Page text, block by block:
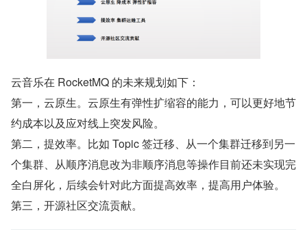
云音乐在 RocketMQ 的未来规划如下：
第一，云原生。云原生有弹性扩缩容的能力，可以更好地节
约成本以及应对线上突发风险。
第二，提效率。比如 Topic 签迁移、从一个集群迁移到另一
个集群、从顺序消息改为非顺序消息等操作目前还未实现完
全白屏化，后续会针对此方面提高效率，提高用户体验。
第三，开源社区交流贡献。